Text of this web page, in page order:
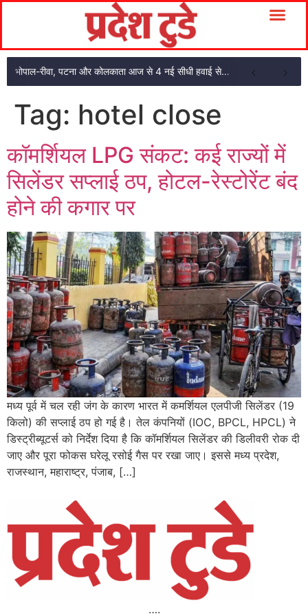
भोपाल-रीवा, पटना और कोलकाता आज से 4 नई सीधी हवाई सेवाएं: CM मोहन यादव ने दिखाई हरी झंडी
Tag: hotel close
कॉमर्शियल LPG संकट: कई राज्यों में
सिलेंडर सप्लाई ठप, होटल-रेस्टोरेंट बंद
होने की कगार पर
मध्य पूर्व में चल रही जंग के कारण भारत में कमर्शियल एलपीजी सिलेंडर (19
किलो) की सप्लाई ठप हो गई है। तेल कंपनियों (IOC, BPCL, HPCL) ने
डिस्ट्रीब्यूटर्स को निर्देश दिया है कि कॉमर्शियल सिलेंडर की डिलीवरी रोक दी
जाए और पूरा फोकस घरेलू रसोई गैस पर रखा जाए। इससे मध्य प्रदेश,
राजस्थान, महाराष्ट्र, पंजाब, […]
….